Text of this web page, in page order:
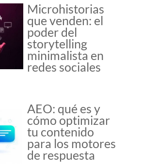
Microhistorias
que venden: el
poder del
storytelling
minimalista en
redes sociales
AEO: qué es y
cómo optimizar
tu contenido
para los motores
de respuesta